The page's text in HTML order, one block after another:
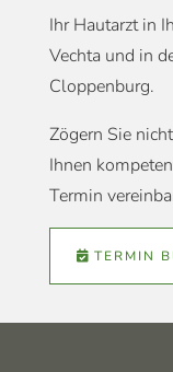
Ihr Hautarzt in
Vechta und in
Cloppenburg.
Zögern Sie
Ihnen
Termin
TERMIN